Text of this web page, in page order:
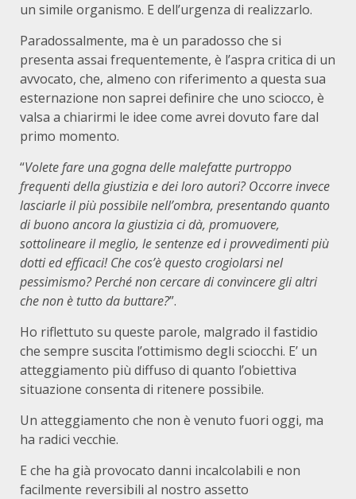
un simile organismo. E dell’urgenza di realizzarlo.
Paradossalmente, ma è un paradosso che si
presenta assai frequentemente, è l’aspra critica di un
avvocato, che, almeno con riferimento a questa sua
esternazione non saprei definire che uno sciocco, è
valsa a chiarirmi le idee come avrei dovuto fare dal
primo momento.
“Volete fare una gogna delle malefatte purtroppo
frequenti della giustizia e dei loro autori? Occorre invece
lasciarle il più possibile nell’ombra, presentando quanto
di buono ancora la giustizia ci dà, promuovere,
sottolineare il meglio, le sentenze ed i provvedimenti più
dotti ed efficaci! Che cos’è questo crogiolarsi nel
pessimismo? Perché non cercare di convincere gli altri
che non è tutto da buttare?”.
Ho riflettuto su queste parole, malgrado il fastidio
che sempre suscita l’ottimismo degli sciocchi. E’ un
atteggiamento più diffuso di quanto l’obiettiva
situazione consenta di ritenere possibile.
Un atteggiamento che non è venuto fuori oggi, ma
ha radici vecchie.
E che ha già provocato danni incalcolabili e non
facilmente reversibili al nostro assetto